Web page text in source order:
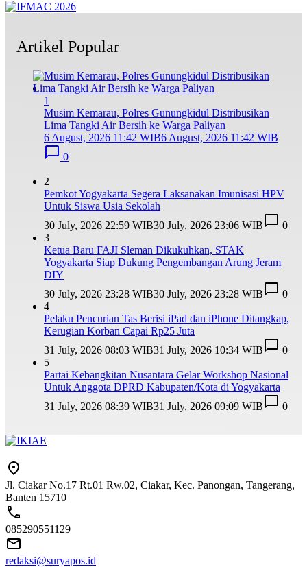
Artikel Popular
1
Musim Kemarau, Polres Gunungkidul Distribusikan
Lima Tangki Air Bersih ke Warga Paliyan
6 August, 2026 11:42 WIB6 August, 2026 11:42 WIB
0
2
Pemkot Yogyakarta Segera Laksanakan Imunisasi HPV
Untuk Siswa Usia Sekolah
30 July, 2026 22:59 WIB30 July, 2026 23:06 WIB
0
3
Ketua Baru FAJI Sleman Dikukuhkan, STAK
Yogyakarta Siap Dukung Pengembangan Arung Jeram
DIY
30 July, 2026 23:28 WIB30 July, 2026 23:28 WIB
0
4
Pelaku Pencurian Tas Berisi iPad dan iPhone Ditangkap,
Kerugian Korban Capai Rp25 Juta
31 July, 2026 08:03 WIB31 July, 2026 10:34 WIB
0
5
Partai Kebangkitan Nusantara Gelar Workshop Nasional
Untuk Anggota DPRD Kabupaten/Kota di Yogyakarta
31 July, 2026 08:39 WIB31 July, 2026 09:09 WIB 0
Jl. Ciakar No.17 Rt.01 Rw.02, Ciakar, Kec. Panongan, Tangerang,
Banten 15710
085290551129
redaksi@suryapos.id